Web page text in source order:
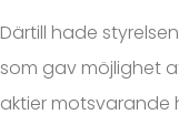
Därtill hade
som gav möjlighet
aktier motsvarande